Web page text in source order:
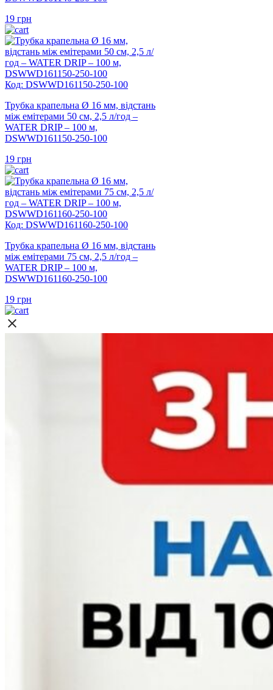
19 грн
Код: DSWWD161150-250-100
Трубка крапельна Ø 16 мм, відстань
між емітерами 50 см, 2,5 л/год –
WATER DRIP – 100 м,
DSWWD161150-250-100
19 грн
Код: DSWWD161160-250-100
Трубка крапельна Ø 16 мм, відстань
між емітерами 75 см, 2,5 л/год –
WATER DRIP – 100 м,
DSWWD161160-250-100
19 грн